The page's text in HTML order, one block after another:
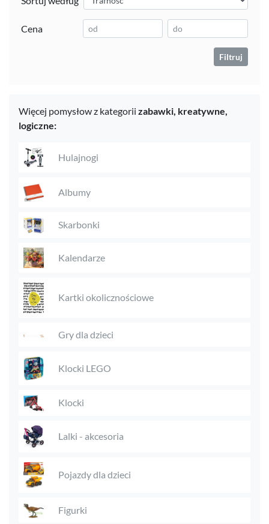
Cena
Filtruj
Więcej pomysłow z kategorii zabawki, kreatywne,
logiczne:
Hulajnogi
Albumy
Skarbonki
Kalendarze
Kartki okolicznościowe
Gry dla dzieci
Klocki LEGO
Klocki
Lalki - akcesoria
Pojazdy dla dzieci
Figurki